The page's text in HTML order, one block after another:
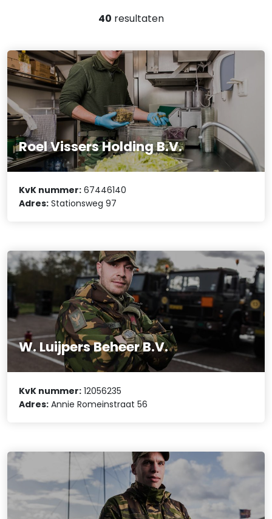
40 resultaten
Roel Vissers Holding B.V.
KvK nummer: 67446140
Adres: Stationsweg 97
W. Luijpers Beheer B.V.
KvK nummer: 12056235
Adres: Annie Romeinstraat 56